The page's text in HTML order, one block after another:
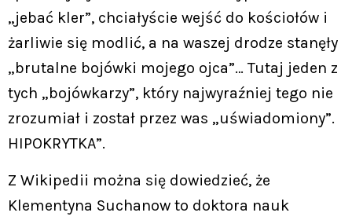
„jebać kler”, chciałyście wejść do kościołów i
żarliwie się modlić, a na waszej drodze stanęły
„brutalne bojówki mojego ojca”… Tutaj jeden z
tych „bojówkarzy”, który najwyraźniej tego nie
zrozumiał i został przez was „uświadomiony”.
HIPOKRYTKA”.
Z Wikipedii można się dowiedzieć, że
Klementyna Suchanow to doktora nauk